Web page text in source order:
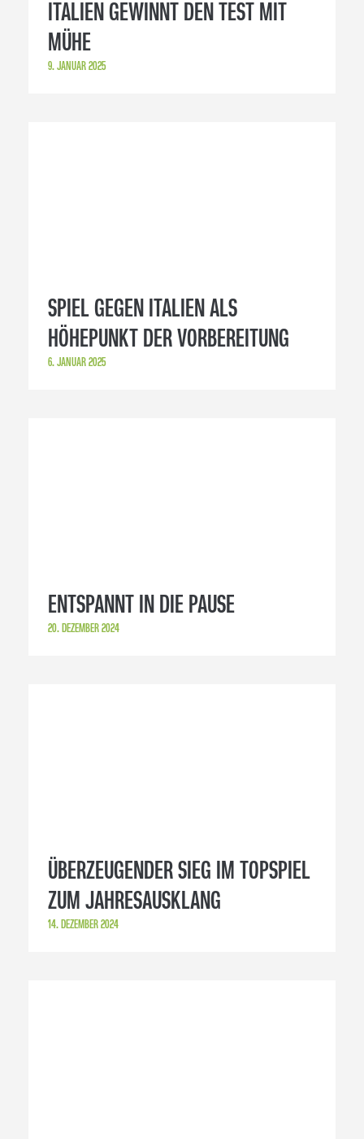
ITALIEN GEWINNT DEN TEST MIT
MÜHE
9. JANUAR 2025
SPIEL GEGEN ITALIEN ALS
HÖHEPUNKT DER VORBEREITUNG
6. JANUAR 2025
ENTSPANNT IN DIE PAUSE
20. DEZEMBER 2024
ÜBERZEUGENDER SIEG IM TOPSPIEL
ZUM JAHRESAUSKLANG
14. DEZEMBER 2024